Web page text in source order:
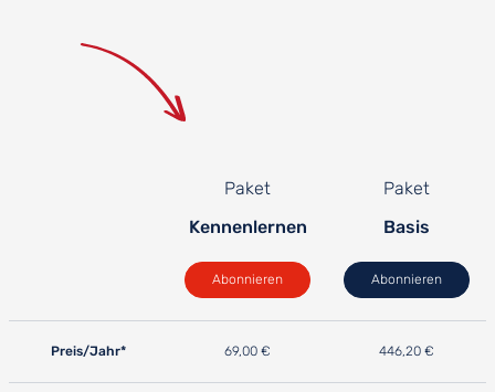
Paket
Kennenlernen
Abonnieren
Paket
Basis
Abonnieren
Preis/Jahr* 69,00 € 446,20 €